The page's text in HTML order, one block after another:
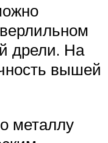
дрели. На
вышей
металлу